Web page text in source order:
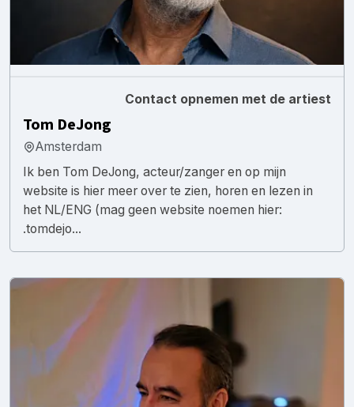
Contact opnemen met de artiest
Tom DeJong
Amsterdam
Ik ben Tom DeJong, acteur/zanger en op mijn
website is hier meer over te zien, horen en lezen in
het NL/ENG (mag geen website noemen hier:
.tomdejo...